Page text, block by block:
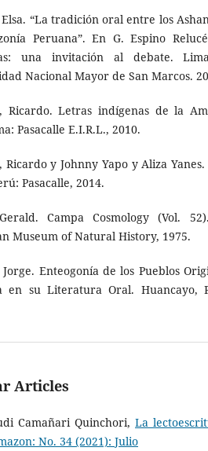
“La tradición oral entre los
Peruana”. En G. Espino
una invitación al debate.
Nacional Mayor de San Marcos.
Ricardo. Letras indígenas de la
Pasacalle E.I.R.L., 2010.
Ricardo y Johnny Yapo y Aliza
Pasacalle, 2014.
Campa Cosmology (Vol.
Museum of Natural History, 1975.
Jorge. Enteogonía de los Pueblos
en su Literatura Oral. Huancayo,
Articles
Camañari Quinchori, La
No. 34 (2021): Julio